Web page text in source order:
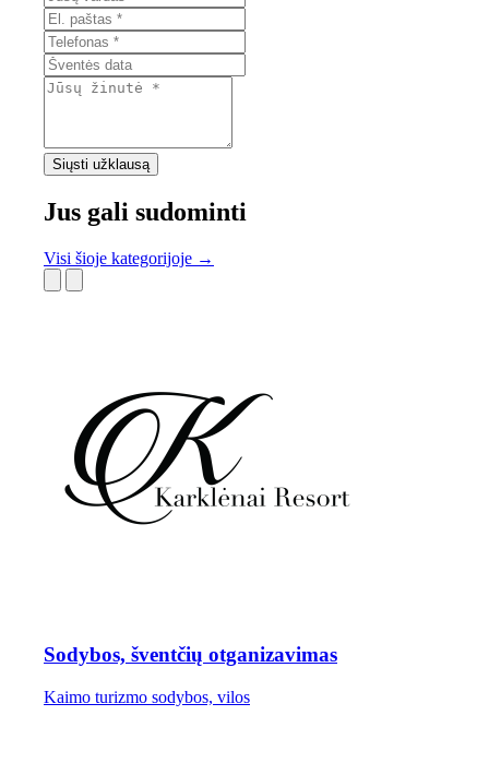
Siųsti užklausą
Jus gali sudominti
Visi šioje kategorijoje →
Sodybos, šventčių otganizavimas
Kaimo turizmo sodybos, vilos